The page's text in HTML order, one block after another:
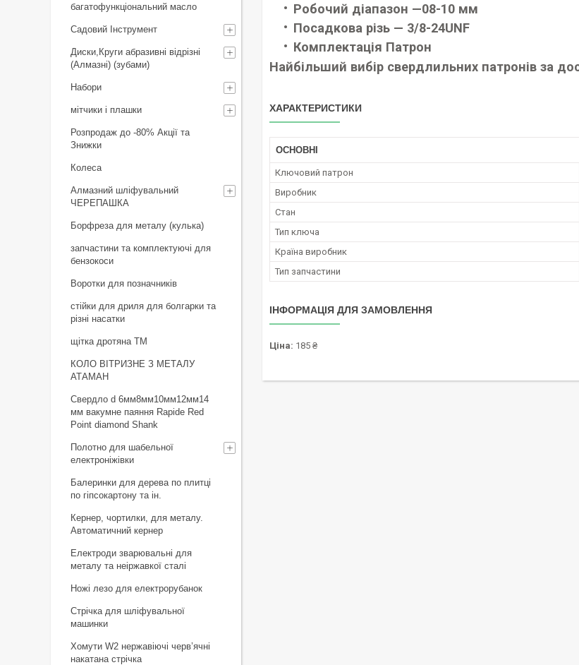
Робочий діапазон —08-10 мм
Посадкова різь — 3/8-24UNF
Комплектація Патрон
Найбільший вибір свердлильних патронів за
ХАРАКТЕРИСТИКИ
ОСНОВНІ
Ключовий патрон
Виробник
Стан
Тип ключа
Країна виробник
Тип запчастини
ІНФОРМАЦІЯ ДЛЯ ЗАМОВЛЕННЯ
Ціна: 185 ₴
багатофункціональний масло
Садовий Інструмент
Диски,Круги абразивні відрізні
(Алмазні) (зубами)
Набори
мітчики і плашки
Розпродаж до -80% Акції та
Знижки
Колеса
Алмазний шліфувальний
ЧЕРЕПАШКА
Борфреза для металу (кулька)
запчастини та комплектуючі для
бензокоси
Воротки для позначників
стійки для дриля для болгарки та
різні насатки
щiтка дротяна ТМ
КОЛО ВІТРИЗНЕ З МЕТАЛУ
АТАМАН
Свердло d 6мм8мм10мм12мм14
мм вакумне паяння Rapide Red
Point diamond Shank
Полотно для шабельної
електроніжівки
Балеринки для дерева по плитці
по гіпсокартону та ін.
Кернер, чортилки, для металу.
Автоматичний кернер
Електроди зварювальні для
металу та неіржавкої сталі
Ножі лезо для електрорубанок
Стрічка для шліфувальної
машинки
Хомути W2 нержавіючі черв’ячні
накатана стрічка